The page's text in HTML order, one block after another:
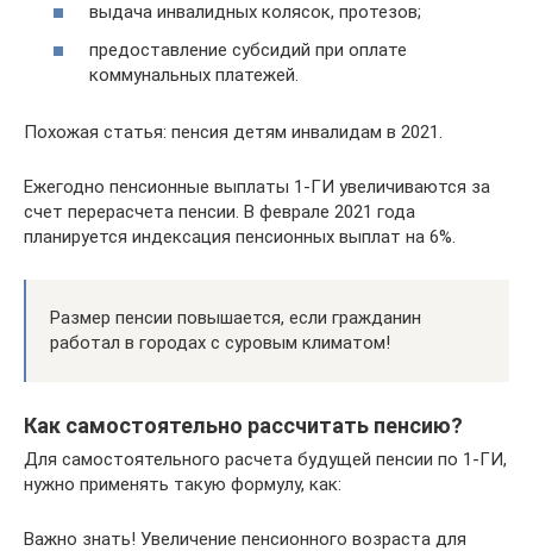
выдача инвалидных колясок, протезов;
предоставление субсидий при оплате
коммунальных платежей.
Похожая статья: пенсия детям инвалидам в 2021.
Ежегодно пенсионные выплаты 1-ГИ увеличиваются за
счет перерасчета пенсии. В феврале 2021 года
планируется индексация пенсионных выплат на 6%.
Размер пенсии повышается, если гражданин
работал в городах с суровым климатом!
Как самостоятельно рассчитать пенсию?
Для самостоятельного расчета будущей пенсии по 1-ГИ,
нужно применять такую формулу, как:
Важно знать! Увеличение пенсионного возраста для